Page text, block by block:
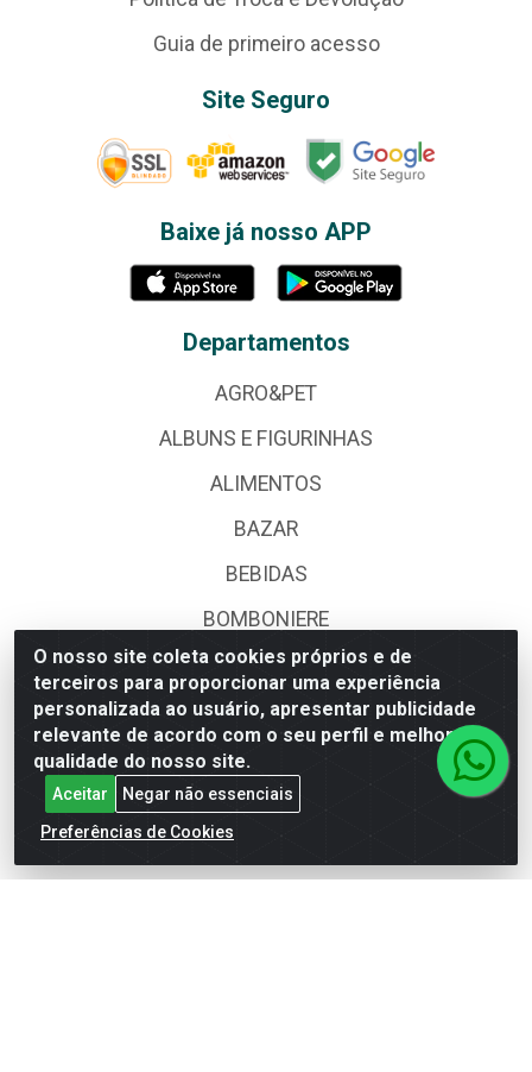
O nosso site coleta cookies próprios e de
terceiros para proporcionar uma experiência
personalizada ao usuário, apresentar publicidade
relevante de acordo com o seu perfil e melhorar a
qualidade do nosso site.
Aceitar
Negar não essenciais
Preferências de Cookies
Guia de primeiro acesso
Site Seguro
Baixe já nosso APP
Departamentos
AGRO&PET
ALBUNS E FIGURINHAS
ALIMENTOS
BAZAR
BEBIDAS
BOMBONIERE
CALÇADOS
DESCARTÁVEIS
FOODS SERVICE
HIG. PESSOAL E COSMÉTICA
LIMPEZA